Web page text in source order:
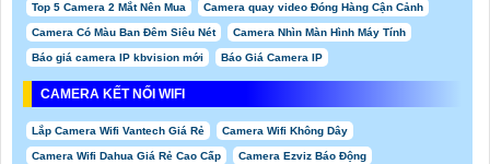
Top 5 Camera 2 Mắt Nên Mua Camera quay video Đóng Hàng Cận Cảnh
Camera Có Màu Ban Đêm Siêu Nét Camera Nhìn Màn Hình Máy Tính
Báo giá camera IP kbvision mới Báo Giá Camera IP
CAMERA KẾT NỐI WIFI
Lắp Camera Wifi Vantech Giá Rẻ Camera Wifi Không Dây
Camera Wifi Dahua Giá Rẻ Cao Cấp Camera Ezviz Báo Động